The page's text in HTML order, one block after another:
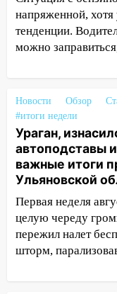
07:30 Евро-3
означают
заливать
области днем
05:05
День,
измениться:
три знака
упустить
20:10 Во
Волге
19:55
В
напряженной,
тенденции.
можно
Новости Обзор
#итоги недели
Ураган,
автоподставы
важные итоги
Ульяновской
Первая неделя
целую череду
пережил налет
шторм,